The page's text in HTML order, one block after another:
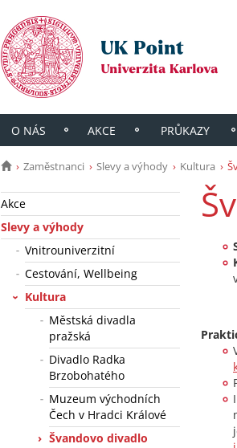
O NÁS AKCE PRŮKAZY
Zaměstnanci Slevy a výhody Kultura
Akce
Slevy a výhody
Vnitrouniverzitní
Cestování, Wellbeing
Kultura
Městská divadla
pražská
Divadlo Radka
Brzobohatého
Muzeum východních
Čech v Hradci Králové
Švandovo divadlo